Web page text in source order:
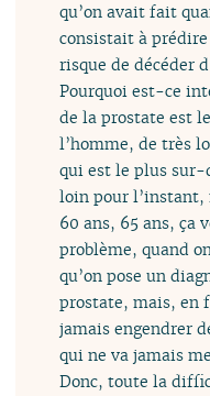
qu’on avait fait
consistait à prédire
risque de décéder
Pourquoi est-ce
de la prostate est
l’homme, de très
qui est le plus sur-
loin pour l’instant,
60 ans, 65 ans, ça
problème, quand
qu’on pose un
prostate, mais, en
jamais engendrer
qui ne va jamais
Donc, toute la